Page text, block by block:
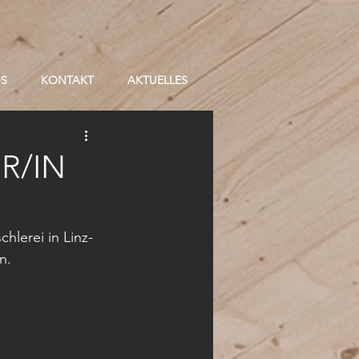
KONTAKT AKTUELLES
IN
in Linz-